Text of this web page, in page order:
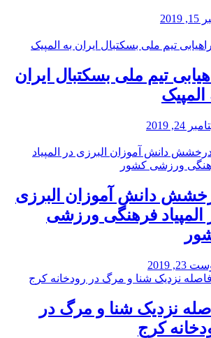
تیم ملی بسکتبال ایران
المپیک
24, 2019
دانش آموزان البرزی
المپیاد فرهنگی ورزشی
23, 2019
نزدیک شنا و مرگ در
کرج